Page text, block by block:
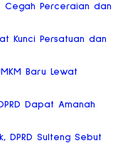
Cegah Perceraian dan
Kunci Persatuan dan
Baru Lewat
Dapat Amanah
DPRD Sulteng Sebut